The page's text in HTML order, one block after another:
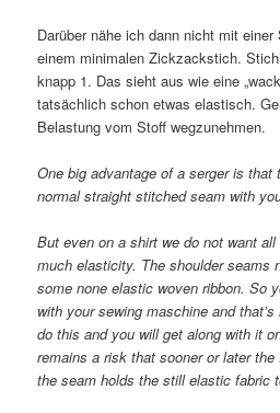
Darüber nähe ich dann nicht mit
einem minimalen Zickzackstich.
knapp 1. Das sieht aus wie eine
tatsächlich schon etwas elastisch.
Belastung vom Stoff wegzunehmen.
One big advantage of a serger is
normal straight stitched seam with
But even on a shirt we do not want
much elasticity. The shoulder seams
some none elastic woven ribbon. So
with your sewing maschine and
do this and you will get along with it
remains a risk that sooner or later
the seam holds the still elastic fabric